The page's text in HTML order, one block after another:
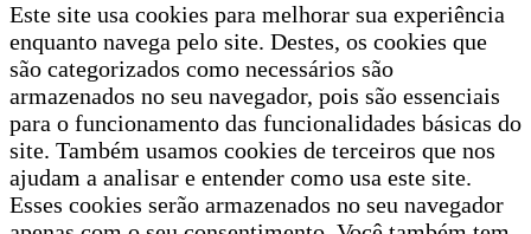
Este site usa cookies para melhorar sua experiência
enquanto navega pelo site. Destes, os cookies que
são categorizados como necessários são
armazenados no seu navegador, pois são essenciais
para o funcionamento das funcionalidades básicas do
site. Também usamos cookies de terceiros que nos
ajudam a analisar e entender como usa este site.
Esses cookies serão armazenados no seu navegador